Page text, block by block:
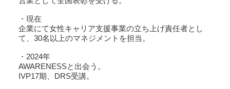
・現在
企業にて女性キャリア支援事業の立ち上げ責任者とし
て、30名以上のマネジメントを担当。
・2024年
AWARENESSと出会う。
IVP17期、DRS受講。